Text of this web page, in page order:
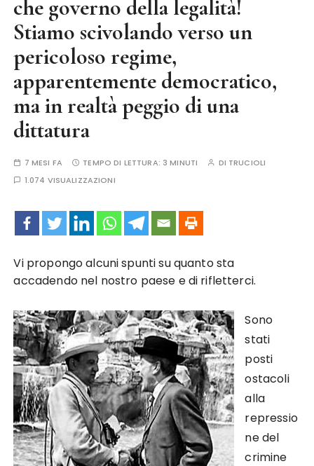
che governo della legalità!
Stiamo scivolando verso un
pericoloso regime,
apparentemente democratico,
ma in realtà peggio di una
dittatura
7 MESI FA TEMPO DI LETTURA: 3 MINUTI DI TRUCIOLI
1.074 VISUALIZZAZIONI
Vi propongo alcuni spunti su quanto sta
accadendo nel nostro paese e di rifletterci.
Sono
stati
posti
ostacoli
alla
repressio
ne del
crimine